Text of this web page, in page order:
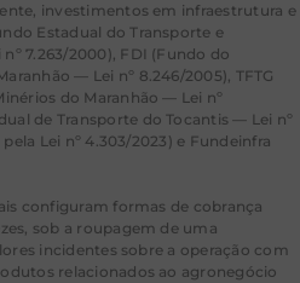
investimentos em infraestrutura e
Estadual do Transporte e
7.263/2000), FDI (Fundo do
— Lei nº 8.246/2005), TFTG
do Maranhão — Lei nº
de Transporte do Tocantis — Lei nº
Lei nº 4.303/2023) e Fundeinfra
configuram formas de cobrança
sob a roupagem de uma
incidentes sobre a operação com
relacionados ao agronegócio